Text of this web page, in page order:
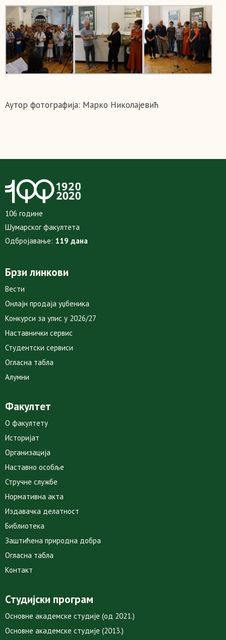
Аутор фотографија: Марко Николајевић
106 године
Шумарског факултета
Одбројавање: 119 дана
Брзи линкови
Вести
Онлајн продаја уџбеника
Конкурси за упис у 2026/27
Наставнички сервис
Студентски сервиси
Огласна табла
Алумни
Факултет
О факултету
Историјат
Организација
Наставно особље
Стручне службе
Нормативна акта
Издавачка делатност
Библиотека
Заштићена природна добра
Огласна табла
Контакт
Студијски програм
Основне академске студије (од 2021.)
Основне академске студије (2013.)